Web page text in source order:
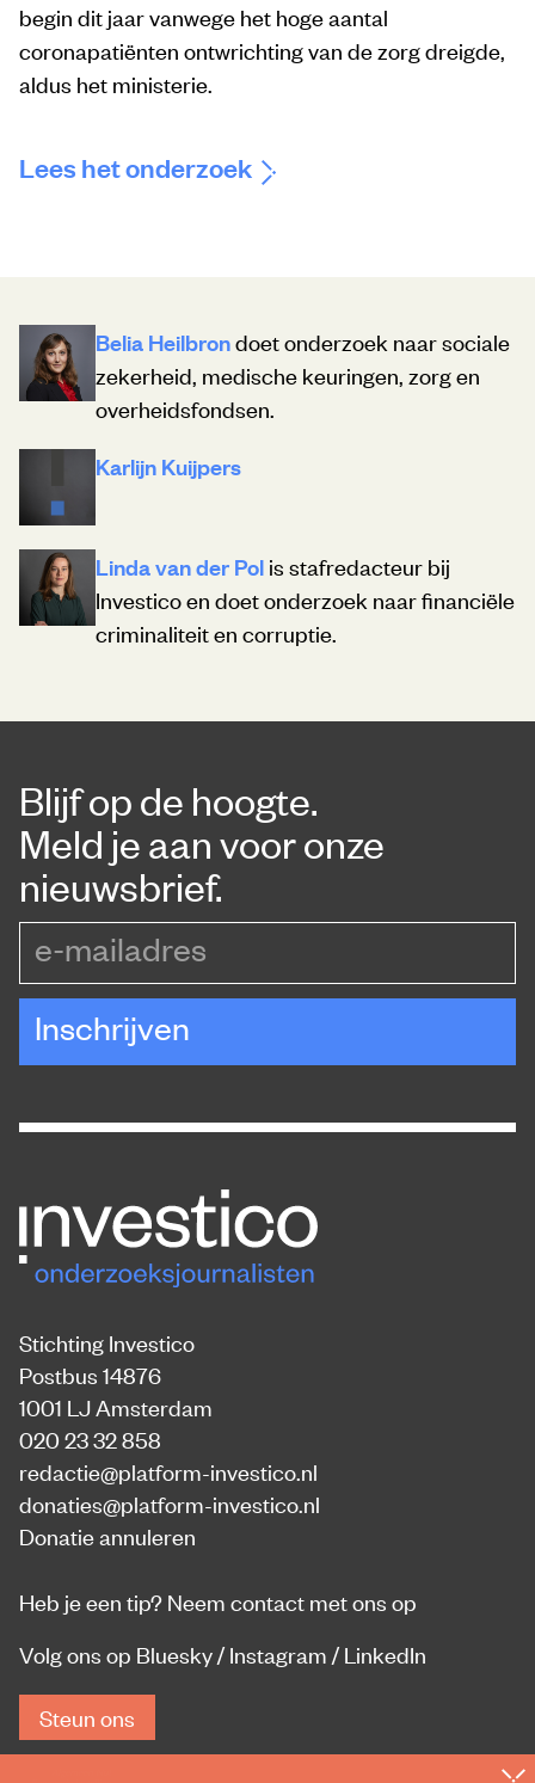
begin dit jaar vanwege het hoge aantal
coronapatiënten ontwrichting van de zorg dreigde,
aldus het ministerie.
Lees het onderzoek
Belia Heilbrondoet onderzoek naar sociale
zekerheid, medische keuringen, zorg en
overheidsfondsen.
Karlijn Kuijpers
Linda van der Pol is stafredacteur bij
Investico en doet onderzoek naar financiële
criminaliteit en corruptie.
Blijf op de hoogte.
Meld je aan voor onze
nieuwsbrief.
Inschrijven
Stichting Investico
Postbus 14876
1001 LJ Amsterdam
020 23 32 858
redactie@platform-investico.nl
donaties@platform-investico.nl
Donatie annuleren
Heb je een tip? Neem contact met ons op
Volg ons op Bluesky/ Instagram / LinkedIn
Steun ons